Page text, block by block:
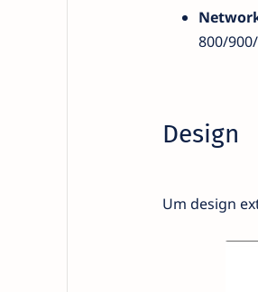
800/
Design
Um design